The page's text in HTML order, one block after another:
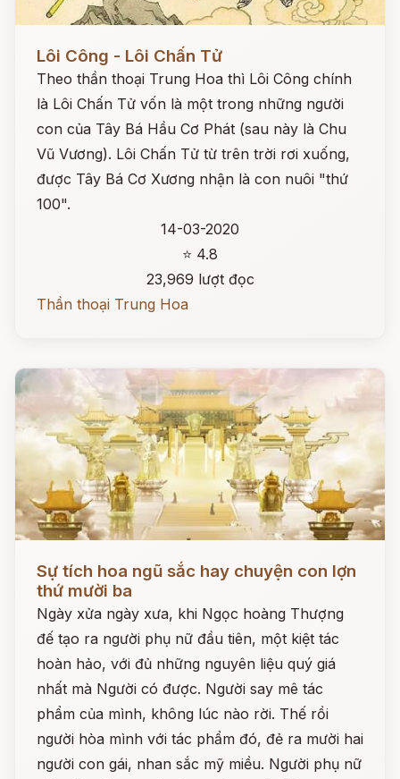
Lôi Công - Lôi Chấn Tử
Theo thần thoại Trung Hoa thì Lôi Công chính
là Lôi Chấn Tử vốn là một trong những người
con của Tây Bá Hầu Cơ Phát (sau này là Chu
Vũ Vương). Lôi Chấn Tử từ trên trời rơi xuống,
được Tây Bá Cơ Xương nhận là con nuôi "thứ
100".
14-03-2020
⭐ 4.8
23,969 lượt đọc
Thần thoại Trung Hoa
Sự tích hoa ngũ sắc hay chuyện con lợn
thứ mười ba
Ngày xửa ngày xưa, khi Ngọc hoàng Thượng
đế tạo ra người phụ nữ đầu tiên, một kiệt tác
hoàn hảo, với đủ những nguyên liệu quý giá
nhất mà Người có được. Người say mê tác
phẩm của mình, không lúc nào rời. Thế rồi
người hòa mình với tác phẩm đó, đẻ ra mười hai
người con gái, nhan sắc mỹ miều. Người phụ nữ